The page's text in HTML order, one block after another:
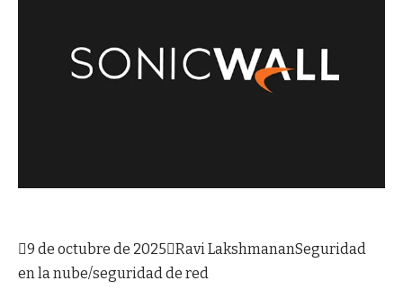
9 de octubre de 2025Ravi LakshmananSeguridad
en la nube/seguridad de red